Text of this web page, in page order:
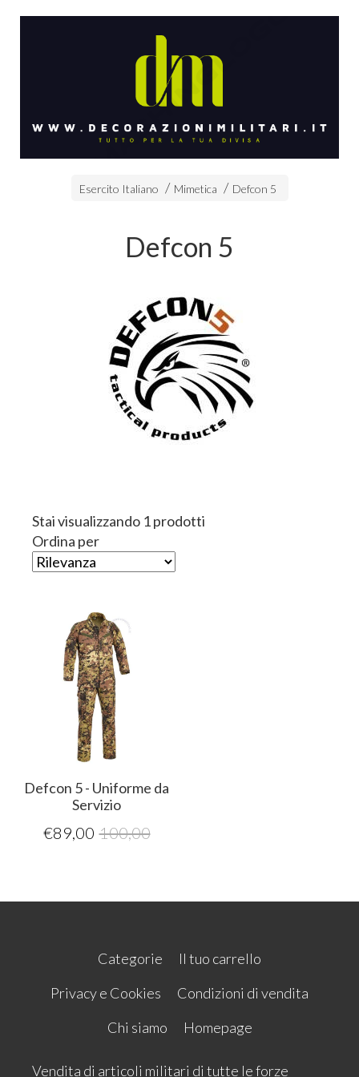
Esercito Italiano Mimetica Defcon 5
Defcon 5
Stai visualizzando 1 prodotti
Ordina per
Defcon 5 - Uniforme da
Servizio
€89,00 100,00
Categorie
Il tuo carrello
Privacy e Cookies
Condizioni di vendita
Chi siamo
Homepage
Vendita di articoli militari di tutte le forze